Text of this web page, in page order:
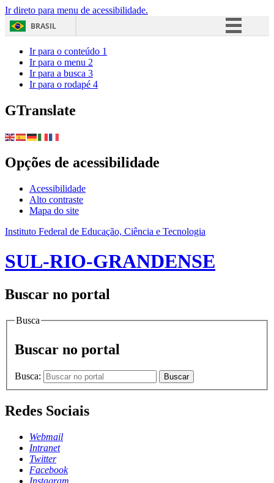
Ir direto para menu de acessibilidade.
BRASIL
Ir para o conteúdo 1
Ir para o menu 2
Ir para a busca 3
Ir para o rodapé 4
GTranslate
Opções de acessibilidade
Acessibilidade
Alto contraste
Mapa do site
Instituto Federal de Educação, Ciência e Tecnologia
SUL-RIO-GRANDENSE
Buscar no portal
Busca
Buscar no portal
Busca: Buscar
Redes Sociais
Webmail
Intranet
Twitter
Facebook
Instagram